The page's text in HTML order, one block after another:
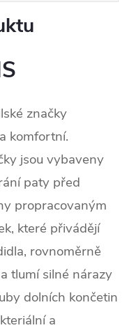
značky
komfortní.
jsou vybaveny
paty před
propracovaným
které přivádějí
rovnoměrně
tlumí silné nárazy
dolních končetin
a